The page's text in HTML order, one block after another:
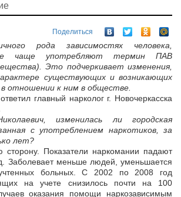
Поделиться
рода зависимостях человека,
чаще употребляют термин ПАВ
Это подчеркивает изменения,
существующих и возникающих
отношении к ним в обществе.
главный нарколог г. Новочеркасска
изменилась ли городская
с употреблением наркотиков, за
лет?
Показатели наркомании падают
Заболевает меньше людей, уменьшается
больных. С 2002 по 2008 год
на учете снизилось почти на 100
оказания помощи наркозависимым